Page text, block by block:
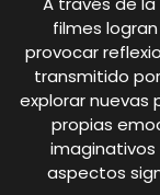
filmes
provocar
transmitido
explorar nuevas
propias
imaginativos
aspectos